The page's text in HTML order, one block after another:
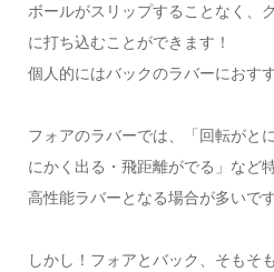
ボールがスリップすることなく、
に打ち込むことができます！
個人的にはバックのラバーにおす
フォアのラバーでは、「回転がと
にかく出る・飛距離がでる」など
高性能ラバーとなる場合が多いで
しかし！フォアとバック、そもそ